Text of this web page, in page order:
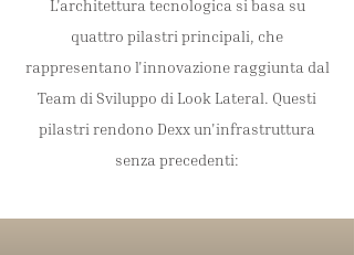
L'architettura tecnologica si basa su
quattro pilastri principali, che
rappresentano l'innovazione raggiunta dal
Team di Sviluppo di Look Lateral. Questi
pilastri rendono Dexx un'infrastruttura
senza precedenti: